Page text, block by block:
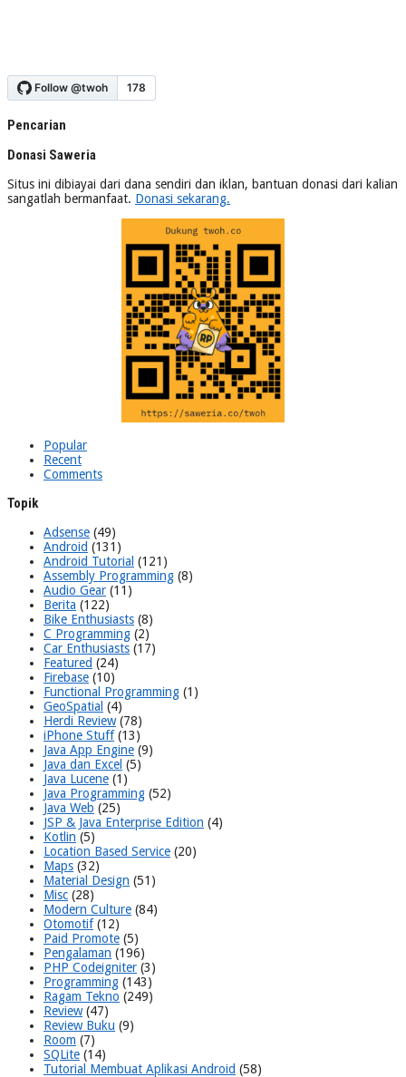
Pencarian
Donasi Saweria
Situs ini dibiayai dari dana sendiri dan iklan, bantuan donasi dari kalian
sangatlah bermanfaat. Donasi sekarang.
Popular
Recent
Comments
Topik
Adsense (49)
Android (131)
Android Tutorial (121)
Assembly Programming (8)
Audio Gear (11)
Berita (122)
Bike Enthusiasts (8)
C Programming (2)
Car Enthusiasts (17)
Featured (24)
Firebase (10)
Functional Programming (1)
GeoSpatial (4)
Herdi Review(78)
iPhone Stuff(13)
Java App Engine (9)
Java dan Excel (5)
Java Lucene (1)
Java Programming (52)
Java Web (25)
JSP & Java Enterprise Edition (4)
Kotlin (5)
Location Based Service (20)
Maps (32)
Material Design (51)
Misc (28)
Modern Culture (84)
Otomotif(12)
Paid Promote (5)
Pengalaman (196)
PHP Codeigniter (3)
Programming (143)
Ragam Tekno (249)
Review(47)
Review Buku (9)
Room (7)
SQLite (14)
Tutorial Membuat Aplikasi Android (58)